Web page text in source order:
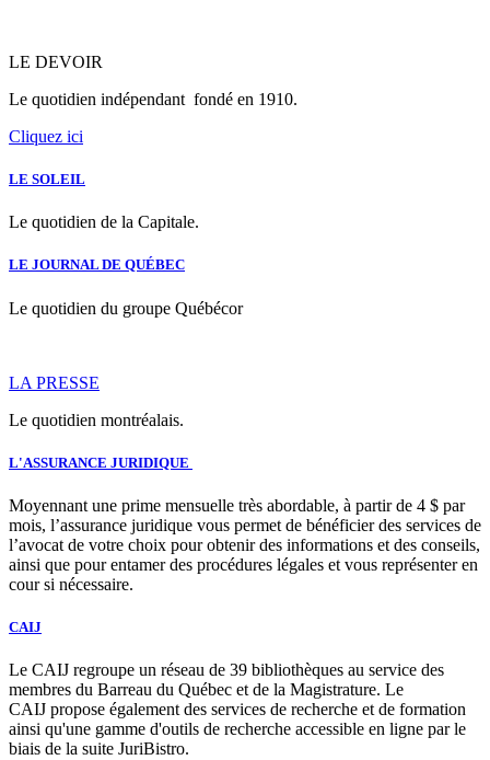
LE DEVOIR
Le quotidien indépendant fondé en 1910.
Cliquez ici
LE SOLEIL
Le quotidien de la Capitale.
LE JOURNAL DE QUÉBEC
Le quotidien du groupe Québécor
LA PRESSE
Le quotidien montréalais.
L'ASSURANCE JURIDIQUE
Moyennant une prime mensuelle très abordable, à partir de 4 $ par
mois, l’assurance juridique vous permet de bénéficier des services de
l’avocat de votre choix pour obtenir des informations et des conseils,
ainsi que pour entamer des procédures légales et vous représenter en
cour si nécessaire.
CAIJ
Le CAIJ regroupe un réseau de 39 bibliothèques au service des
membres du Barreau du Québec et de la Magistrature. Le
CAIJ propose également des services de recherche et de formation
ainsi qu'une gamme d'outils de recherche accessible en ligne par le
biais de la suite JuriBistro.